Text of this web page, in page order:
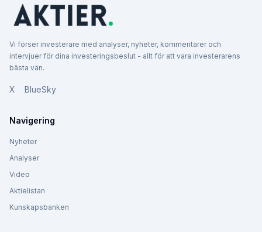
Vi förser investerare med analyser, nyheter, kommentarer och
intervjuer för dina investeringsbeslut - allt för att vara investerarens
bästa vän.
X BlueSky
Navigering
Nyheter
Analyser
Video
Aktielistan
Kunskapsbanken